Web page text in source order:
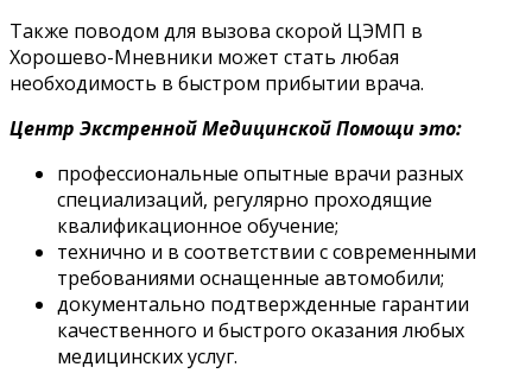
Также поводом для вызова скорой ЦЭМП в
Хорошево-Мневники может стать любая
необходимость в быстром прибытии врача.
Центр Экстренной Медицинской Помощи это:
профессиональные опытные врачи разных
специализаций, регулярно проходящие
квалификационное обучение;
технично и в соответствии с современными
требованиями оснащенные автомобили;
документально подтвержденные гарантии
качественного и быстрого оказания любых
медицинских услуг.